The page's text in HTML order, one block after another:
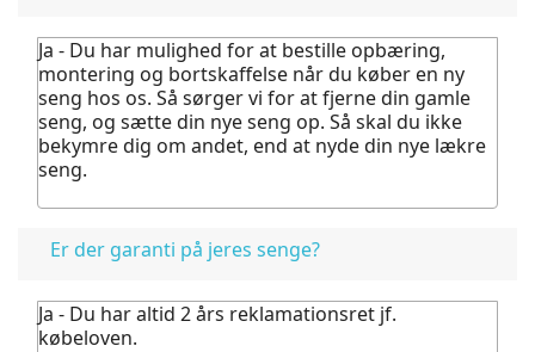
Ja - Du har mulighed for at bestille opbæring,
montering og bortskaffelse når du køber en ny
seng hos os. Så sørger vi for at fjerne din gamle
seng, og sætte din nye seng op. Så skal du ikke
bekymre dig om andet, end at nyde din nye lækre
seng.
Er der garanti på jeres senge?
Ja - Du har altid 2 års reklamationsret jf.
købeloven.